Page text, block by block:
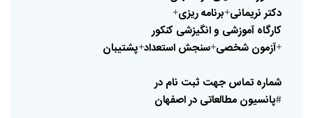
دکتر نریمانی+برنامهریزی+
کارگاه آموزشی وانگیزشی کنکور
+آزمون شخصی+سنجش استعداد+پشتیبان
شماره تماس جهت ثبت نام در
#پانسیون مطالعاتی دراصفهان